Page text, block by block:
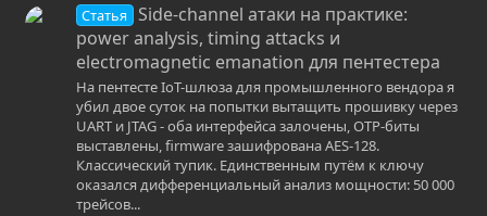
Статья
Side-channel атаки на практике:
power analysis, timing attacks и
electromagnetic emanation для пентестера
На пентесте IoT-шлюза для промышленного вендора я
убил двое суток на попытки вытащить прошивку через
UART и JTAG - оба интерфейса залочены, OTP-биты
выставлены, firmware зашифрована AES-128.
Классический тупик. Единственным путём к ключу
оказался дифференциальный анализ мощности: 50 000
трейсов...